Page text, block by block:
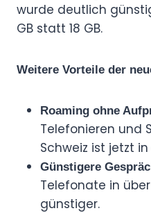
wurde deutlich
GB statt 18 GB.
Weitere Vorteile der
Roaming ohne
Telefonieren und
Schweiz ist jetzt
Günstigere
Telefonate in
günstiger.